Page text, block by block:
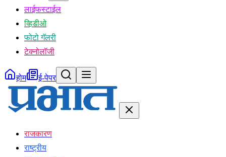
लाईफस्टाईल
व्हिडीओ
फोटो गॅलरी
टेक्नोलॉजी
होम ई-पेपर
राजकारण
राष्ट्रीय